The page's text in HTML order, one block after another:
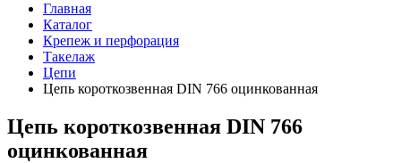
Главная
Каталог
Крепеж и перфорация
Такелаж
Цепи
Цепь короткозвенная DIN 766 оцинкованная
Цепь короткозвенная DIN 766
оцинкованная